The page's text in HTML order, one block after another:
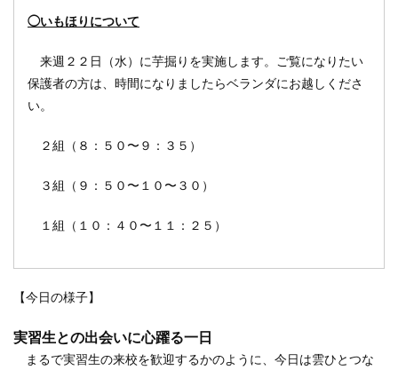
◯いもほりについて
来週２２日（水）に芋掘りを実施します。ご覧になりたい
保護者の方は、時間になりましたらベランダにお越しくださ
い。
２組（８：５０〜９：３５）
３組（９：５０〜１０〜３０）
１組（１０：４０〜１１：２５）
【今日の様子】
実習生との出会いに心躍る一日
まるで実習生の来校を歓迎するかのように、今日は雲ひとつな